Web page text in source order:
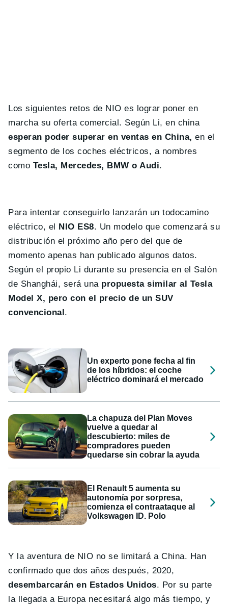
Los siguientes retos de NIO es lograr poner en
marcha su oferta comercial. Según Li, en china
esperan poder superar en ventas en China, en el
segmento de los coches eléctricos, a nombres
como Tesla, Mercedes, BMW o Audi.
Para intentar conseguirlo lanzarán un todocamino
eléctrico, el NIO ES8. Un modelo que comenzará su
distribución el próximo año pero del que de
momento apenas han publicado algunos datos.
Según el propio Li durante su presencia en el Salón
de Shanghái, será una propuesta similar al Tesla
Model X, pero con el precio de un SUV
convencional.
Un experto pone fecha al fin
de los híbridos: el coche
eléctrico dominará el mercado
La chapuza del Plan Moves
vuelve a quedar al
descubierto: miles de
compradores pueden
quedarse sin cobrar la ayuda
El Renault 5 aumenta su
autonomía por sorpresa,
comienza el contraataque al
Volkswagen ID. Polo
Y la aventura de NIO no se limitará a China. Han
confirmado que dos años después, 2020,
desembarcarán en Estados Unidos. Por su parte
la llegada a Europa necesitará algo más tiempo, y